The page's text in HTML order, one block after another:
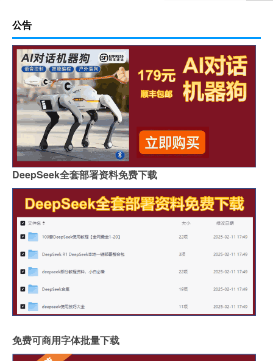
公告
DeepSeek全套部署资料免费下载
免费可商用字体批量下载